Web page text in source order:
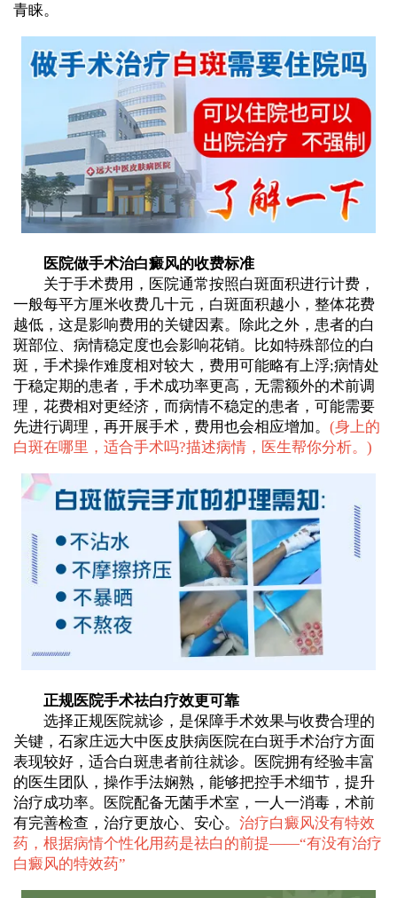
青睐。
医院做手术治白癜风的收费标准
关于手术费用，医院通常按照白斑面积进行计费，
一般每平方厘米收费几十元，白斑面积越小，整体花费
越低，这是影响费用的关键因素。除此之外，患者的白
斑部位、病情稳定度也会影响花销。比如特殊部位的白
斑，手术操作难度相对较大，费用可能略有上浮;病情处
于稳定期的患者，手术成功率更高，无需额外的术前调
理，花费相对更经济，而病情不稳定的患者，可能需要
先进行调理，再开展手术，费用也会相应增加。 (身上的
白斑在哪里，适合手术吗?描述病情，医生帮你分析。 )
正规医院手术祛白疗效更可靠
选择正规医院就诊，是保障手术效果与收费合理的
关键，石家庄远大中医皮肤病医院在白斑手术治疗方面
表现较好，适合白斑患者前往就诊。医院拥有经验丰富
的医生团队，操作手法娴熟，能够把控手术细节，提升
治疗成功率。医院配备无菌手术室，一人一消毒，术前
有完善检查，治疗更放心、安心。 治疗白癜风没有特效
药，根据病情个性化用药是祛白的前提——“有没有治疗
白癜风的特效药”